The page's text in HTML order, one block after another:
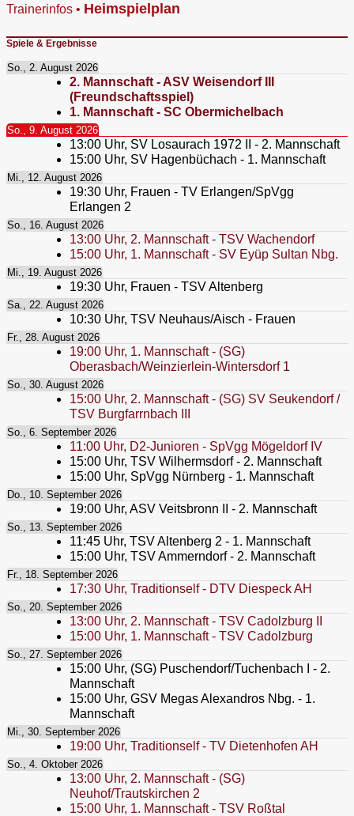
Trainerinfos • Heimspielplan
Spiele & Ergebnisse
So., 2. August 2026
2. Mannschaft - ASV Weisendorf III
(Freundschaftsspiel)
1. Mannschaft - SC Obermichelbach
So., 9. August 2026
13:00 Uhr, SV Losaurach 1972 II - 2. Mannschaft
15:00 Uhr, SV Hagenbüchach - 1. Mannschaft
Mi., 12. August 2026
19:30 Uhr, Frauen - TV Erlangen/SpVgg
Erlangen 2
So., 16. August 2026
13:00 Uhr, 2. Mannschaft - TSV Wachendorf
15:00 Uhr, 1. Mannschaft - SV Eyüp Sultan Nbg.
Mi., 19. August 2026
19:30 Uhr, Frauen - TSV Altenberg
Sa., 22. August 2026
10:30 Uhr, TSV Neuhaus/Aisch - Frauen
Fr., 28. August 2026
19:00 Uhr, 1. Mannschaft - (SG)
Oberasbach/Weinzierlein-Wintersdorf 1
So., 30. August 2026
15:00 Uhr, 2. Mannschaft - (SG) SV Seukendorf /
TSV Burgfarrnbach III
So., 6. September 2026
11:00 Uhr, D2-Junioren - SpVgg Mögeldorf IV
15:00 Uhr, TSV Wilhermsdorf - 2. Mannschaft
15:00 Uhr, SpVgg Nürnberg - 1. Mannschaft
Do., 10. September 2026
19:00 Uhr, ASV Veitsbronn II - 2. Mannschaft
So., 13. September 2026
11:45 Uhr, TSV Altenberg 2 - 1. Mannschaft
15:00 Uhr, TSV Ammerndorf - 2. Mannschaft
Fr., 18. September 2026
17:30 Uhr, Traditionself - DTV Diespeck AH
So., 20. September 2026
13:00 Uhr, 2. Mannschaft - TSV Cadolzburg II
15:00 Uhr, 1. Mannschaft - TSV Cadolzburg
So., 27. September 2026
15:00 Uhr, (SG) Puschendorf/Tuchenbach I - 2.
Mannschaft
15:00 Uhr, GSV Megas Alexandros Nbg. - 1.
Mannschaft
Mi., 30. September 2026
19:00 Uhr, Traditionself - TV Dietenhofen AH
So., 4. Oktober 2026
13:00 Uhr, 2. Mannschaft - (SG)
Neuhof/Trautskirchen 2
15:00 Uhr, 1. Mannschaft - TSV Roßtal